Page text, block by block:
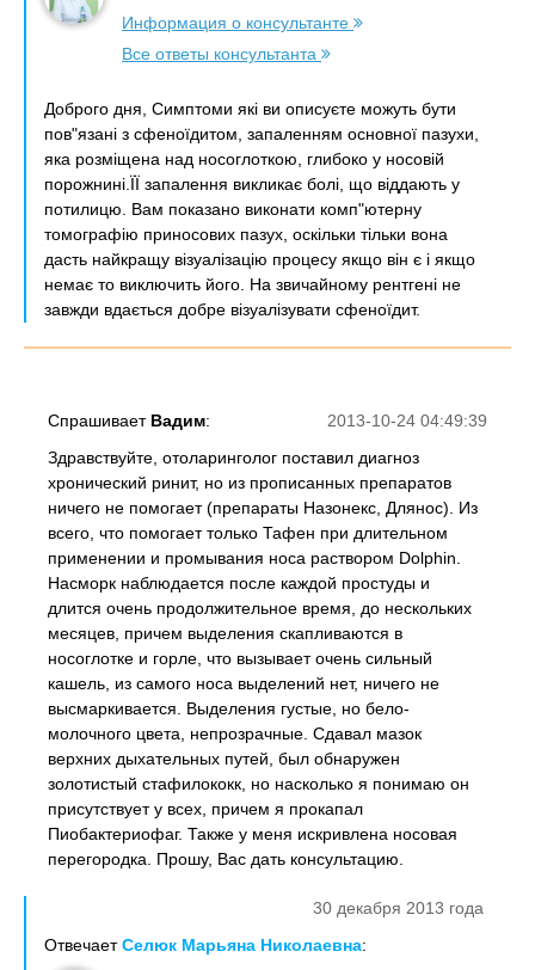
Информация о консультанте
Все ответы консультанта
Доброго дня, Симптоми які ви описуєте можуть бути
пов"язані з сфеноїдитом, запаленням основної пазухи,
яка розміщена над носоглоткою, глибоко у носовій
порожнині.ЇЇ запалення викликає болі, що віддають у
потилицю. Вам показано виконати комп"ютерну
томографію приносових пазух, оскільки тільки вона
дасть найкращу візуалізацію процесу якщо він є і якщо
немає то виключить його. На звичайному рентгені не
завжди вдається добре візуалізувати сфеноїдит.
2013-10-24 04:49:39
Спрашивает Вадим:
Здравствуйте, отоларинголог поставил диагноз
хронический ринит, но из прописанных препаратов
ничего не помогает (препараты Назонекс, Длянос). Из
всего, что помогает только Тафен при длительном
применении и промывания носа раствором Dolphin.
Насморк наблюдается после каждой простуды и
длится очень продолжительное время, до нескольких
месяцев, причем выделения скапливаются в
носоглотке и горле, что вызывает очень сильный
кашель, из самого носа выделений нет, ничего не
высмаркивается. Выделения густые, но бело-
молочного цвета, непрозрачные. Сдавал мазок
верхних дыхательных путей, был обнаружен
золотистый стафилококк, но насколько я понимаю он
присутствует у всех, причем я прокапал
Пиобактериофаг. Также у меня искривлена носовая
перегородка. Прошу, Вас дать консультацию.
30 декабря 2013 года
ОтвечаетСелюк Марьяна Николаевна: